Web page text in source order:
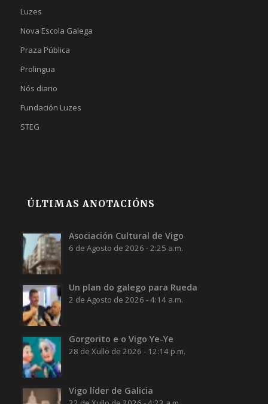
Luzes
Nova Escola Galega
Praza Pública
Prolingua
Nós diario
Fundación Luzes
STEG
ÚLTIMAS ANOTACIÓNS
Asociación Cultural de Vigo
6 de Agosto de 2026 - 2:25 a.m.
Un plan do galego para Rueda
2 de Agosto de 2026 - 4:14 a.m.
Gorgorito e o Vigo Ye-Ye
28 de Xullo de 2026 - 12:14 p.m.
Vigo líder de Galicia